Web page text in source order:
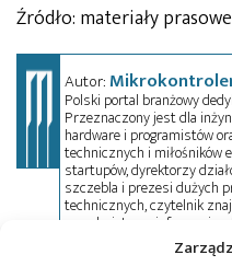
Źródło: materiały prasowe
Autor:
Polski portal branżowy
Przeznaczony jest dla
hardware i programistów
technicznych i miłośników
startupów, dyrektorzy
szczebla i prezesi dużych
technicznych, czytelnik
przedmiotowe, informacje
oferty pracy. Przeczyta
kraju i na świecie oraz